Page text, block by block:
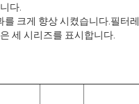
다.
크게 향상 시켰습니다.필터레
세 시리즈를 표시합니다.